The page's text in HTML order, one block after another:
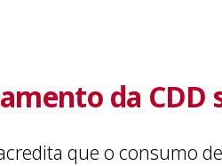
da
que o consumo